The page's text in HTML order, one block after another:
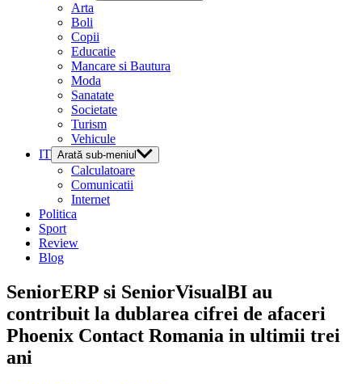
Arta
Boli
Copii
Educatie
Mancare si Bautura
Moda
Sanatate
Societate
Turism
Vehicule
IT Arată sub-meniul
Calculatoare
Comunicatii
Internet
Politica
Sport
Review
Blog
SeniorERP si SeniorVisualBI au
contribuit la dublarea cifrei de afaceri
Phoenix Contact Romania in ultimii trei
ani